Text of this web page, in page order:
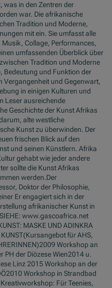
was in den Zentren der
war. Die afrikanische
Tradition und Moderne,
mit ein. Sie umfasst alle
Collage, Performances,
umfassenden Überblick über
Tradition und Moderne
Bedeutung und Funktion der
Vergangenheit und Gegenwart,
in einigen Kulturen und
Leser ausreichende
Geschichte der Kunst Afrikas
alte westliche
Kunst zu überwinden. Der
frischen Blick auf den
und seinen Künstlern. Afrika
gehabt wie jeder andere
sollte die Kunst Afrikas
werden.Der
Doktor der Philosophie,
Er engagiert sich in der
afrikanischer Kunst in
www.gascoafrica.net
MASKE UND ADINKRA
KUNST(Kursangebot für AHS,
Workshop an
PH der Diözese Wien2014 u.
Linz 2015 Workshop an der
Workshop in Strandbad
Für Teenies,